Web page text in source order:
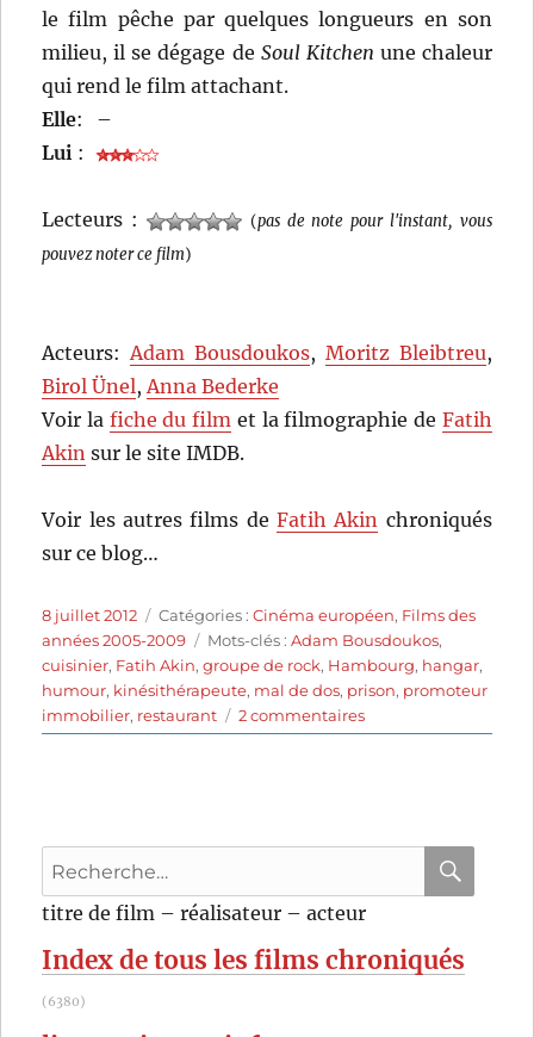
le film pêche par quelques longueurs en son
milieu, il se dégage de Soul Kitchen une chaleur
qui rend le film attachant.
Elle:
–
Lui :
Lecteurs : (pas de note pour l'instant, vous
pouvez noter ce film)
Acteurs:Adam Bousdoukos, Moritz Bleibtreu,
Birol Ünel,Anna Bederke
Voir la fiche du film et la filmographie de Fatih
Akin sur le site IMDB.
Voir les autres films deFatih Akin chroniqués
sur ce blog…
Publié
le
8 juillet 2012 Catégories
Catégories :Cinéma européen, Films des
années 2005-2009
Étiquettes
Mots-clés :Adam Bousdoukos,
cuisinier, Fatih Akin,groupe de rock, Hambourg, hangar,
humour, kinésithérapeute, mal de dos, prison, promoteur
immobilier, restaurant 2 commentairessur
Soul
Recherche
pour
titre de film – réalisateur – acteur
Index de tous les films chroniqués
(6380)